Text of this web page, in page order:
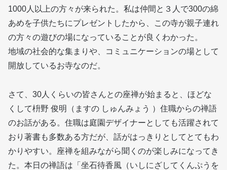
1000人以上の方々が来られた。私は仲間と３人で300の綿
あめを子供たちにプレゼントしたから、この寺が親子連れ
の方々の遊びの場になっていることが良くわかった。
地域の社会的な集まりや、コミュニケーションの場として
開放しているお寺なのだ。
さて、30人くらいの皆さんとの座禅が始まると、ほどな
くして枡野 俊明（ますの しゅんみょう ）住職からの禅語
のお話がある。住職は庭園デザイナーとしても活躍されて
おり著書も多数ある方だが、話がはっきりとしてとてもわ
かりやすい。座禅を組みながら聞くのが楽しみになってき
た。本日の禅語は「坐石待香風（いしにざしてくんぷうを